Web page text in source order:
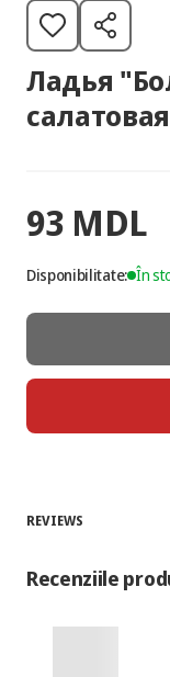
Ладья
93 MDL
Disponibilitate: În
REVIEWS
Recenziile